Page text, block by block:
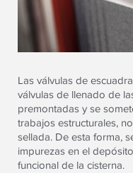
Las válvulas de
válvulas de llenado de
premontadas y se
trabajos estructurales,
sellada. De esta forma,
impurezas en el
funcional de la cisterna.